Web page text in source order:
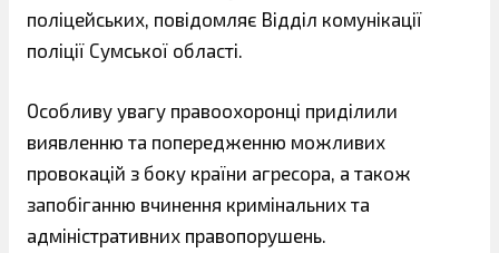
поліцейських, повідомляє Відділ комунікації
поліції Сумської області.
Особливу увагу правоохоронці приділили
виявленню та попередженню можливих
провокацій з боку країни агресора, а також
запобіганню вчинення кримінальних та
адміністративних правопорушень.